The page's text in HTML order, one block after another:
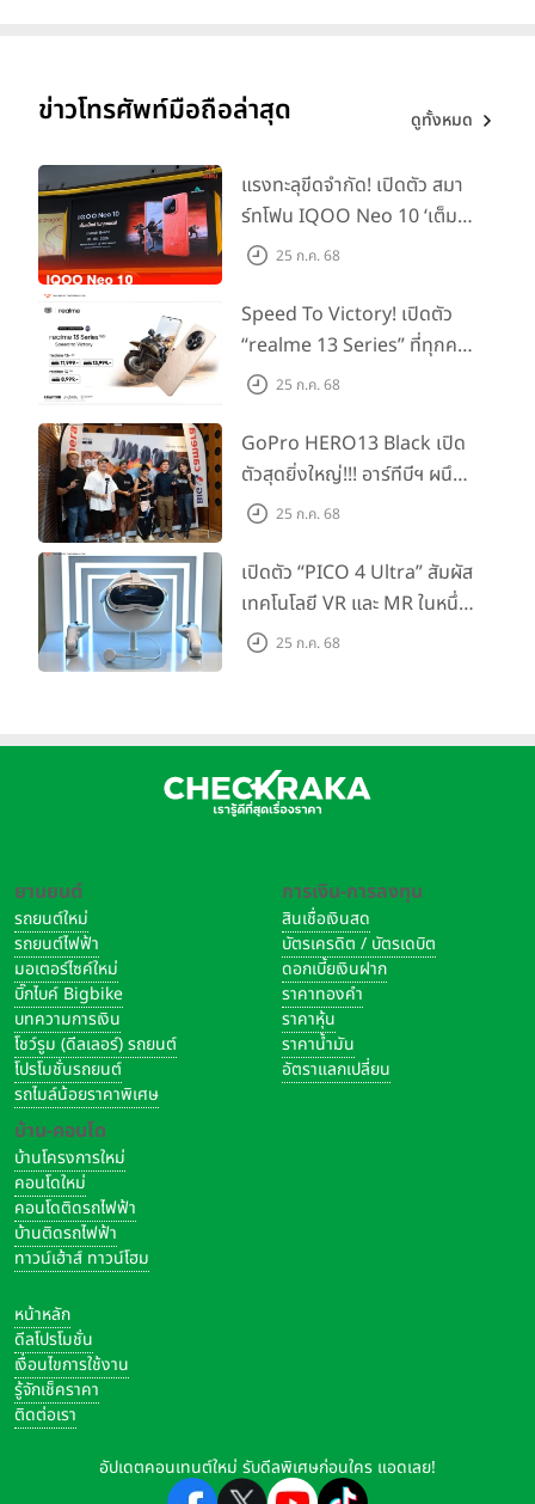
ดีไซน์
Samsung Galaxy S21 Ultra
ว่า Contour Cut ออกแบบขอบโลหะหุ้มรอบชุดกล้อง ตัดกับกระจกผิว
ด้าน ดูสวยงาม แต่โดยส่วนตัวผมชอบแนวทางของSamsung Galaxy
Note 20 Ultraมากกว่านะครับ มันดูมีความเป็น Unisex มากกว่า
นะครับ
Samsung Galaxy S21
มีให้เลือก 4 สี ได้แก่ Phantom Violet,
Phantom Gray, Phantom White และ Phantom Pink
Samsung Galaxy S21+
มีให้เลือก 5 สี ได้แก่ Phantom Black,
Phantom Silver, Phantom Violet, Phantom Gold และ
Samsung Galaxy S21 Ultra
และ Violet
ข่าวโทรศัพท์มือถือล่าสุด ดูทั้งหมด
แรงทะลุขีดจำกัด! เปิดตัว สมา
ร์ทโฟน IQOO Neo 10 ‘เต็ม
แม็กซ์ในทุกแมตช์’ ในราคาเริ่ม
25 ก.ค. 68
Speed To Victory! เปิดตัว
“realme 13 Series” ที่ทุกคน
รอคอย อัพเกรดชิปเซ็ตตัวแรง
Dominator แห่งปี! ในราคา
เริ่มต้นเพียง 8,999 บาท
25 ก.ค. 68
GoPro HERO13 Black เปิด
ตัวสุดยิ่งใหญ่!!! อาร์ทีบีฯ ผนึก
กำลัง Big Camera และ
สร้างสรรค์ ‘GoPro...Go Pro
Creators’
25 ก.ค. 68
เปิดตัว “PICO 4 Ultra” สัมผัส
เทคโนโลยี VR และ MR ในหนึ่ง
เดียว ยกระดับการทำงานและ25 ก.ค. 68
ยานยนต์
รถยนต์ใหม่
รถยนต์ไฟฟ้า
มอเตอร์ไซค์ใหม่
บิ๊กไบค์ Bigbike
บทความการเงิน
โชว์รูม (ดีลเลอร์) รถยนต์
โปรโมชั่นรถยนต์
รถไมล์น้อยราคาพิเศษ
บ้าน-คอนโด
บ้านโครงการใหม่
คอนโดใหม่
คอนโดติดรถไฟฟ้า
บ้านติดรถไฟฟ้า
ทาวน์เฮ้าส์ ทาวน์โฮม
การเงิน-การลงทุน
สินเชื่อเงินสด
บัตรเครดิต / บัตรเดบิต
ดอกเบี้ยเงินฝาก
ราคาทองคำ
ราคาหุ้น
ราคาน้ำมัน
อัตราแลกเปลี่ยน
หน้าหลัก
ดีลโปรโมชั่น
เงื่อนไขการใช้งาน
รู้จักเช็คราคา
ติดต่อเรา
อัปเดตคอนเทนต์ใหม่ รับดีลพิเศษก่อนใคร แอดเลย!